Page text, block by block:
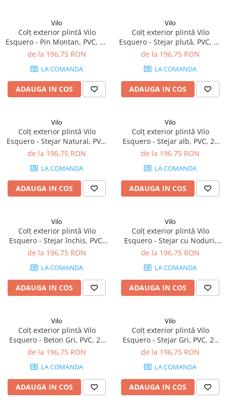
Vilo
Colț exterior plintă Vilo
Esquero - Pin Montan, PVC, 20
buc/cutie, compatibil plintă
de la 196,75 RON
LA COMANDA
ADAUGA IN COS
Vilo
Colț exterior plintă Vilo
Esquero - Stejar plută, PVC, 20
buc/cutie, compatibil plintă
de la 196,75 RON
LA COMANDA
ADAUGA IN COS
Vilo
Colț exterior plintă Vilo
Esquero - Stejar Natural, PVC,
20 buc/cutie, compatibil
de la 196,75 RON
LA COMANDA
ADAUGA IN COS
Vilo
Colț exterior plintă Vilo
Esquero - Stejar alb, PVC, 20
buc/cutie, compatibil plintă
de la 196,75 RON
LA COMANDA
ADAUGA IN COS
Vilo
Colț exterior plintă Vilo
Esquero - Stejar închis, PVC,
20 buc/cutie, compatibil
de la 196,75 RON
LA COMANDA
ADAUGA IN COS
Vilo
Colț exterior plintă Vilo
Esquero - Stejar cu Noduri,
PVC, 20 buc/cutie, compatibil
de la 196,75 RON
LA COMANDA
ADAUGA IN COS
Vilo
Colț exterior plintă Vilo
Esquero - Beton Gri, PVC, 20
buc/cutie, compatibil plintă
de la 196,75 RON
LA COMANDA
ADAUGA IN COS
Vilo
Colț exterior plintă Vilo
Esquero - Stejar Gri, PVC, 20
buc/cutie, compatibil plintă
de la 196,75 RON
LA COMANDA
ADAUGA IN COS